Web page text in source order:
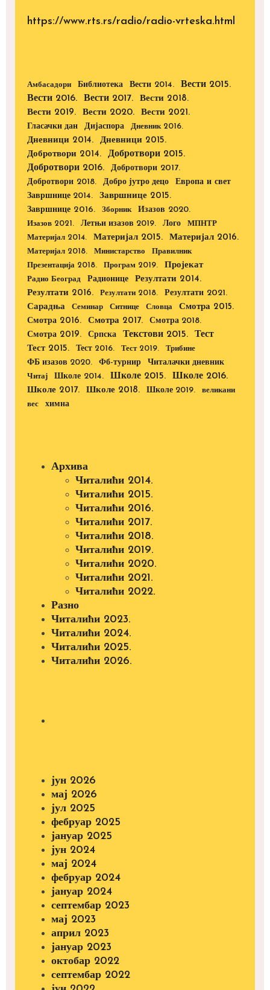
https://www.rts.rs/radio/radio-vrteska.html
Амбасадори Библиотека Вести 2014.
Вести 2015.
Вести 2016.
Вести 2017.
Вести 2018.
Вести 2019.
Вести 2020. Вести 2021.
Гласачки дан Дијаспора Дневник 2016.
Дневници 2014.
Дневници 2015.
Добротвори 2014.
Добротвори 2015.
Добротвори 2016.
Добротвори 2017.
Добротвори 2018.
Добро јутро децо Европа и свет
Завршнице 2014.
Завршнице 2015.
Завршнице 2016.
Зборник Изазов 2020.
Изазов 2021. Летњи изазов 2019. Лого
МПНТР
Материјал 2014.
Материјал 2015. Материјал 2016.
Материјал 2018. Министарство
Правилник
Презентација 2018.
Програм 2019. Пројекат
Радио Београд Радионице
Резултати 2014.
Резултати 2016.
Резултати 2018.
Резултати 2021.
Сарадња
Семинар Ситнице Словца
Смотра 2015.
Смотра 2016.
Смотра 2017. Смотра 2018.
Смотра 2019. Српска Текстови 2015. Тест
Тест 2015. Тест 2016. Тест 2019.
Трибине
ФБ изазов 2020.
Фб-турнир
Читалачки дневник
Читај
Школе 2014. Школе 2015. Школе 2016.
Школе 2017. Школе 2018. Школе 2019.
великани
вес
химна
Архива
Читалићи 2014.
Читалићи 2015.
Читалићи 2016.
Читалићи 2017.
Читалићи 2018.
Читалићи 2019.
Читалићи 2020.
Читалићи 2021.
Читалићи 2022.
Разно
Читалићи 2023.
Читалићи 2024.
Читалићи 2025.
Читалићи 2026.
јун 2026
мај 2026
јул 2025
фебруар 2025
јануар 2025
јун 2024
мај 2024
фебруар 2024
јануар 2024
септембар 2023
мај 2023
април 2023
јануар 2023
октобар 2022
септембар 2022